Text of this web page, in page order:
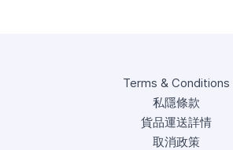
Terms & Conditions
私隱條款
貨品運送詳情
取消政策